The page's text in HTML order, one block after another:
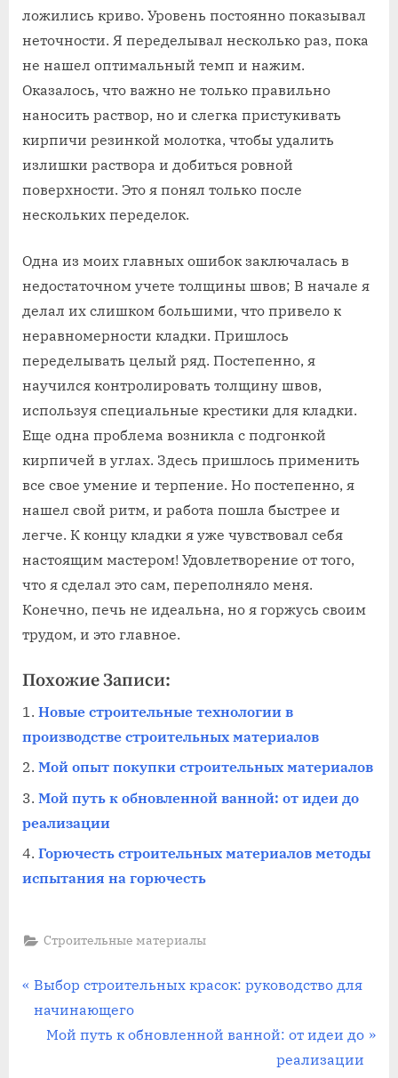
ложились криво. Уровень постоянно показывал
неточности. Я переделывал несколько раз‚ пока
не нашел оптимальный темп и нажим.
Оказалось‚ что важно не только правильно
наносить раствор‚ но и слегка пристукивать
кирпичи резинкой молотка‚ чтобы удалить
излишки раствора и добиться ровной
поверхности. Это я понял только после
нескольких переделок.
Одна из моих главных ошибок заключалась в
недостаточном учете толщины швов; В начале я
делал их слишком большими‚ что привело к
неравномерности кладки. Пришлось
переделывать целый ряд. Постепенно‚ я
научился контролировать толщину швов‚
используя специальные крестики для кладки.
Еще одна проблема возникла с подгонкой
кирпичей в углах. Здесь пришлось применить
все свое умение и терпение. Но постепенно‚ я
нашел свой ритм‚ и работа пошла быстрее и
легче. К концу кладки я уже чувствовал себя
настоящим мастером! Удовлетворение от того‚
что я сделал это сам‚ переполняло меня.
Конечно‚ печь не идеальна‚ но я горжусь своим
трудом‚ и это главное.
Похожие Записи:
Новые строительные технологии в
производстве строительных материалов
Мой опыт покупки строительных материалов
Мой путь к обновленной ванной: от идеи до
реализации
Горючесть строительных материалов методы
испытания на горючесть
Строительные материалы
Навигация
по
П
р
Выбор строительных красок: руководство для
начинающего
С
Мой путь к обновленной ванной: от идеи до
реализации